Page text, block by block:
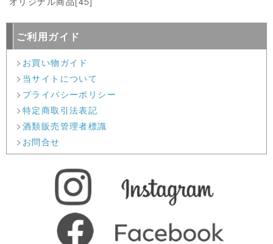
ご利用ガイド
お買い物ガイド
当サイトについて
プライバシーポリシー
特定商取引法表記
酒類販売管理者標識
お問合せ